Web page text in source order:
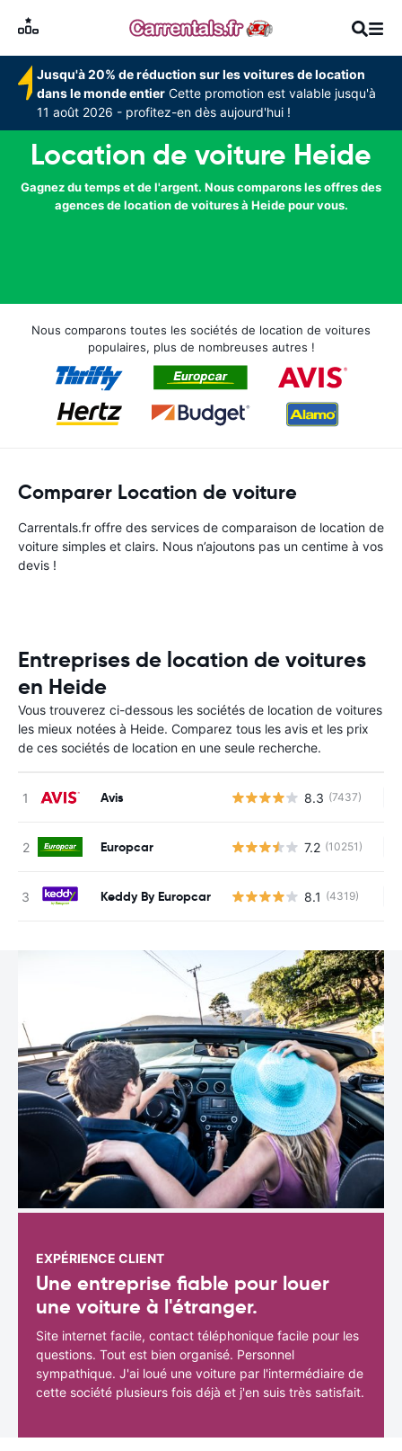
Jusqu'à 20% de réduction sur les voitures de location
dans le monde entier Cette promotion est valable jusqu'à
11 août 2026 - profitez-en dès aujourd'hui !
Location de voiture Heide
Gagnez du temps et de l'argent. Nous comparons les offres des
agences de location de voitures à Heide pour vous.
Nous comparons toutes les sociétés de location de voitures
populaires, plus de nombreuses autres !
Comparer Location de voiture
Carrentals.fr offre des services de comparaison de location de
voiture simples et clairs. Nous n’ajoutons pas un centime à vos
devis !
Entreprises de location de voitures
en Heide
Vous trouverez ci-dessous les sociétés de location de voitures
les mieux notées à Heide. Comparez tous les avis et les prix
de ces sociétés de location en une seule recherche.
Avis 8.3 (7437)
Europcar 7.2 (10251)
Keddy By Europcar 8.1 (4319)
EXPÉRIENCE CLIENT
Une entreprise fiable pour louer
une voiture à l'étranger.
Site internet facile, contact téléphonique facile pour les
questions. Tout est bien organisé. Personnel
sympathique. J'ai loué une voiture par l'intermédiaire de
cette société plusieurs fois déjà et j'en suis très satisfait.